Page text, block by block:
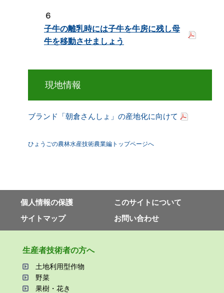
６
子牛の離乳時には子牛を牛房に残し母
牛を移動させましょう
現地情報
ブランド「朝倉さんしょ」の産地化に向けて
ひょうごの農林水産技術農業編トップページへ
個⼈情報の保護
このサイトについて
サイトマップ
お問い合わせ
⽣産者技術者の⽅へ
⼟地利⽤型作物
野菜
果樹・花き